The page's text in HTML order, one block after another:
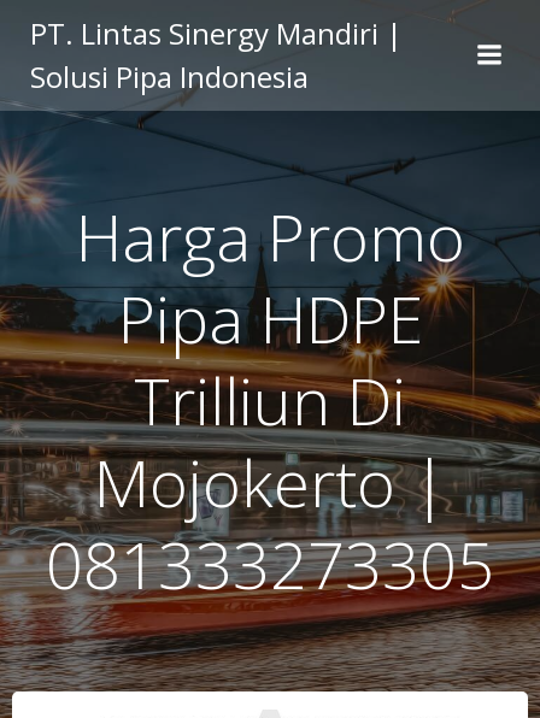
to
content
PT. Lintas Sinergy Mandiri |
Solusi Pipa Indonesia
Harga Promo
Pipa HDPE
Trilliun Di
Mojokerto |
081333273305